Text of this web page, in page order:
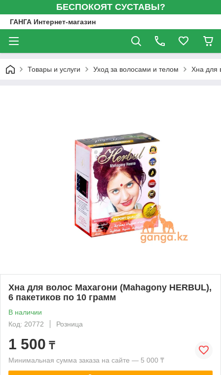
БЕСПОКОЯТ СУСТАВЫ?
ГАНГА Интернет-магазин
Товары и услуги Уход за волосами и телом Хна для
Хна для волос Махагони (Mahagony HERBUL),
6 пакетиков по 10 грамм
В наличии
Код: 20772
Розница
1 500 ₸
Минимальная сумма заказа на сайте — 5 000 ₸